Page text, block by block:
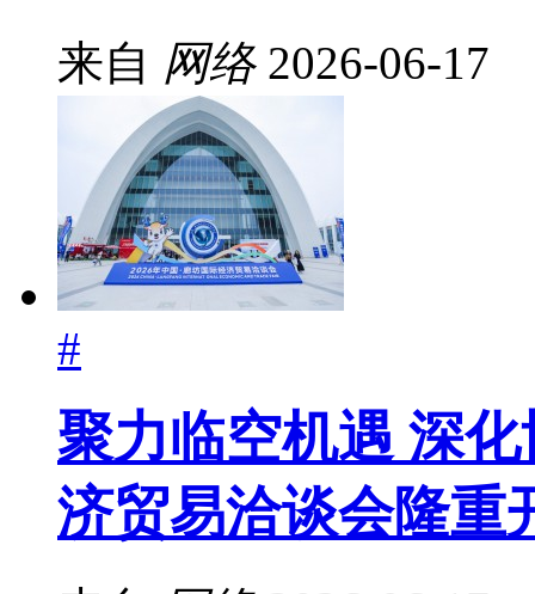
来自 网络 2026-06-17
#
聚力临空机遇 深
济贸易洽谈会隆重